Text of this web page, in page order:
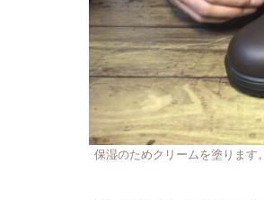
保湿のためクリームを塗ります。